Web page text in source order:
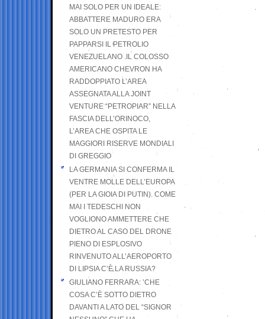
MAI SOLO PER UN IDEALE:
ABBATTERE MADURO ERA
SOLO UN PRETESTO PER
PAPPARSI IL PETROLIO
VENEZUELANO .IL COLOSSO
AMERICANO CHEVRON HA
RADDOPPIATO L’AREA
ASSEGNATA ALLA JOINT
VENTURE “PETROPIAR” NELLA
FASCIA DELL’ORINOCO,
L’AREA CHE OSPITA LE
MAGGIORI RISERVE MONDIALI
DI GREGGIO
LA GERMANIA SI CONFERMA IL
VENTRE MOLLE DELL’EUROPA
(PER LA GIOIA DI PUTIN). COME
MAI I TEDESCHI NON
VOGLIONO AMMETTERE CHE
DIETRO AL CASO DEL DRONE
PIENO DI ESPLOSIVO
RINVENUTO ALL’AEROPORTO
DI LIPSIA C’È LA RUSSIA?
GIULIANO FERRARA: ’CHE
COSA C’È SOTTO DIETRO
DAVANTI A LATO DEL “SIGNOR